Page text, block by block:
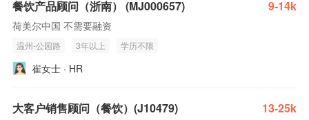
餐饮产品顾问（浙南） (MJ000657) 9-14k
荷美尔中国 不需要融资
温州-公园路 3年以上 学历不限
崔女士 · HR
大客户销售顾问（餐饮）(J10479) 13-25k